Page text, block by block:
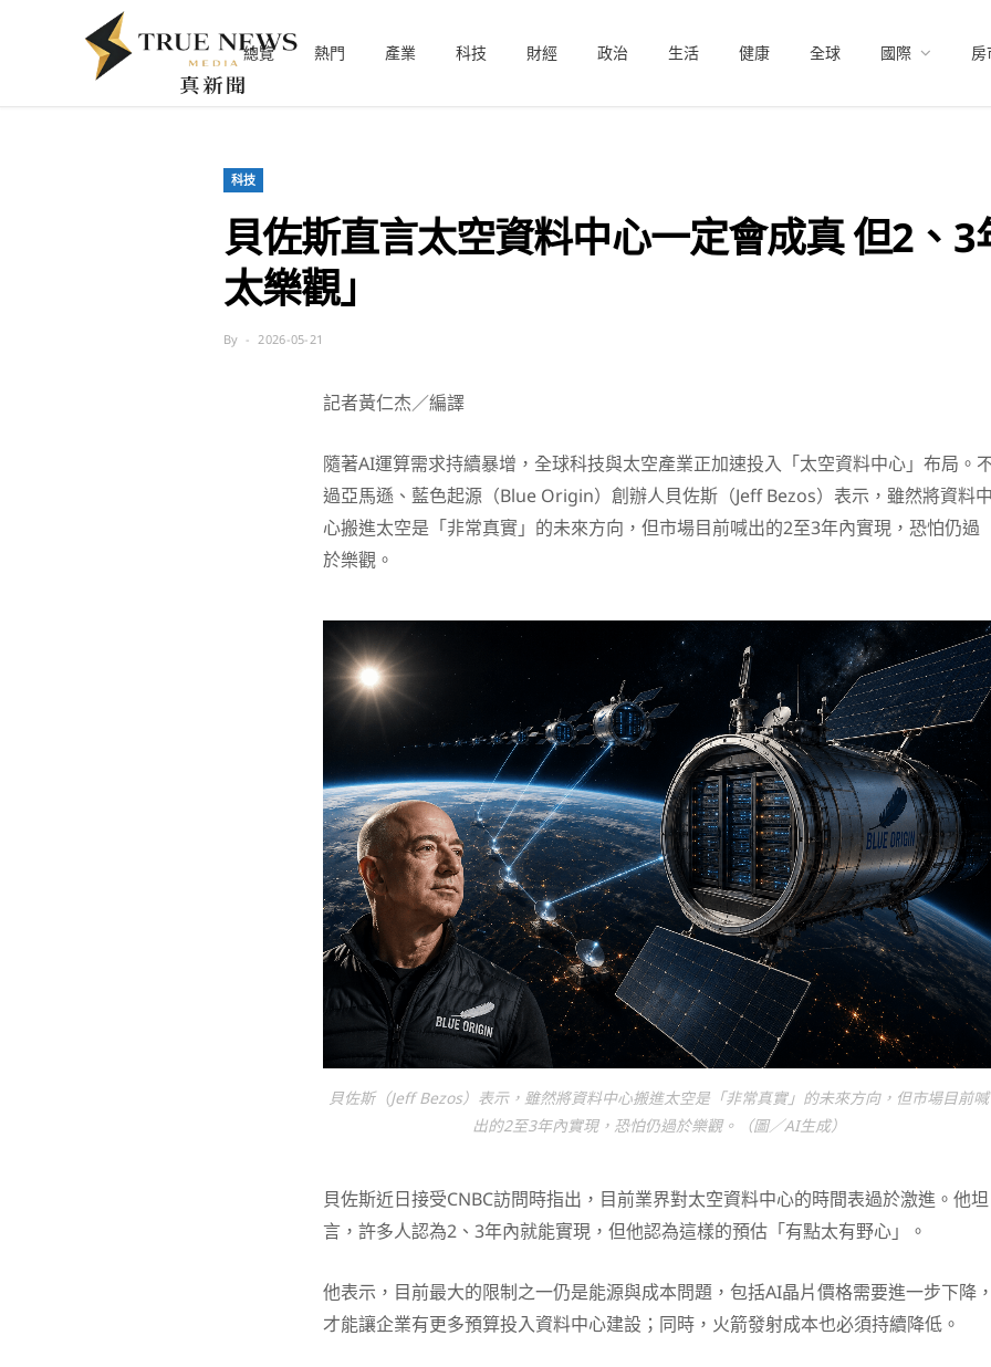
總覽 熱門 產業 科技 財經 政治 生活 健康 全球 國際 房
科技
貝佐斯直言太空資料中心一定會成真 但2、
太樂觀」
By 2026-05-21
記者黃仁杰／編譯
隨著AI運算需求持續暴增，全球科技與太空產業正加速投入「太空資料中心」布局。
過亞馬遜、藍色起源（Blue Origin）創辦人貝佐斯（Jeff Bezos）表示，雖然將資料中
心搬進太空是「非常真實」的未來方向，但市場目前喊出的2至3年內實現，恐怕仍過
於樂觀。
貝佐斯（Jeff Bezos）表示，雖然將資料中心搬進太空是「非常真實」的未來方向，但市場目前喊
出的2至3年內實現，恐怕仍過於樂觀。（圖／AI生成）
貝佐斯近日接受CNBC訪問時指出，目前業界對太空資料中心的時間表過於激進。他坦
言，許多人認為2、3年內就能實現，但他認為這樣的預估「有點太有野心」。
他表示，目前最大的限制之一仍是能源與成本問題，包括AI晶片價格需要進一步下降，
才能讓企業有更多預算投入資料中心建設；同時，火箭發射成本也必須持續降低。